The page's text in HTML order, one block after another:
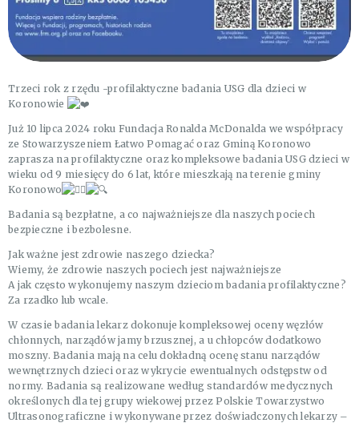
Trzeci rok z rzędu -profilaktyczne badania USG dla dzieci w
Koronowie
Już 10 lipca 2024 roku Fundacja Ronalda McDonalda we współpracy
ze Stowarzyszeniem Łatwo Pomagać oraz Gminą Koronowo
zaprasza na profilaktyczne oraz kompleksowe badania USG dzieci w
wieku od 9 miesięcy do 6 lat, które mieszkają na terenie gminy
Koronowo
Badania są bezpłatne, a co najważniejsze dla naszych pociech
bezpieczne i bezbolesne.
Jak ważne jest zdrowie naszego dziecka?
Wiemy, że zdrowie naszych pociech jest najważniejsze
A jak często wykonujemy naszym dzieciom badania profilaktyczne?
Za rzadko lub wcale.
W czasie badania lekarz dokonuje kompleksowej oceny węzłów
chłonnych, narządów jamy brzusznej, a u chłopców dodatkowo
moszny. Badania mają na celu dokładną ocenę stanu narządów
wewnętrznych dzieci oraz wykrycie ewentualnych odstępstw od
normy. Badania są realizowane według standardów medycznych
określonych dla tej grupy wiekowej przez Polskie Towarzystwo
Ultrasonograficzne i wykonywane przez doświadczonych lekarzy –